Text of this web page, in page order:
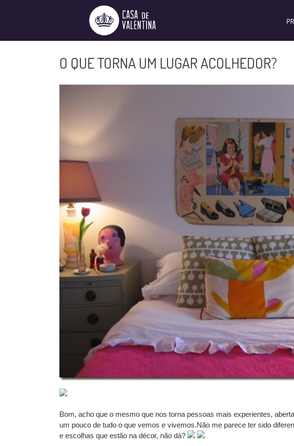
O QUE TORNA UM LUGAR ACOLHEDOR?
Bom, acho que o mesmo que nos torna pessoas mais experientes,
um pouco de tudo o que vemos e vivemos.Não me parece ter sido
e escolhas que estão na décor, não dá?